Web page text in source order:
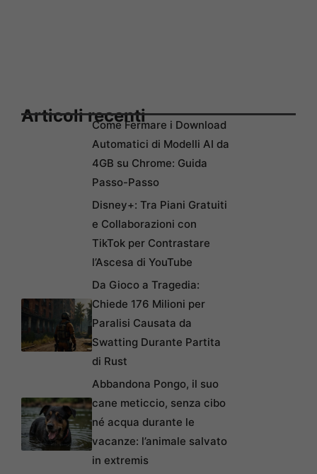
Articoli recentiCome Fermare i Download
Automatici di Modelli AI da
4GB su Chrome: Guida
Passo-Passo
Disney+: Tra Piani Gratuiti
e Collaborazioni con
TikTok per Contrastare
l’Ascesa di YouTube
Da Gioco a Tragedia:
Chiede 176 Milioni per
Paralisi Causata da
Swatting Durante Partita
di Rust
Abbandona Pongo, il suo
cane meticcio, senza cibo
né acqua durante le
vacanze: l’animale salvato
in extremis